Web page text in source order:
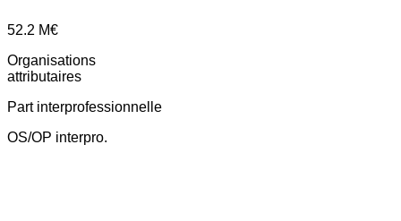
52.2 M€
Organisations
attributaires
Part interprofessionnelle
OS/OP interpro.